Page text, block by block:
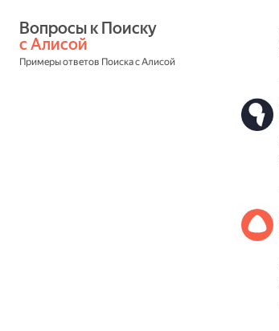
с Алисой
Примеры ответов Поиска с Алисой